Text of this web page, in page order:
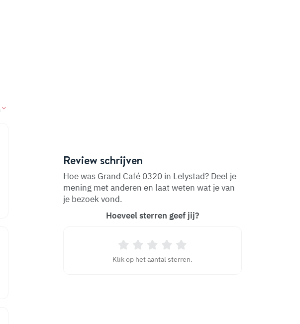
Review schrijven
Hoe was Grand Café 0320 in Lelystad? Deel je
mening met anderen en laat weten wat je van
je bezoek vond.
Hoeveel sterren geef jij?
Klik op het aantal sterren.